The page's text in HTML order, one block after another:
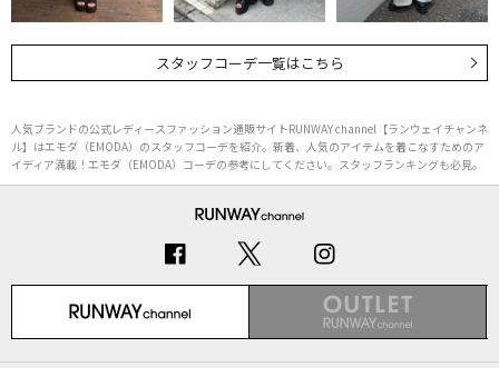
スタッフコーデ一覧はこちら
人気ブランドの公式レディースファッション通販サイトRUNWAY channel【ランウェイチャンネ
ル】はエモダ（EMODA）のスタッフコーデを紹介。新着、人気のアイテムを着こなすためのア
イディア満載！エモダ（EMODA）コーデの参考にしてください。スタッフランキングも必見。